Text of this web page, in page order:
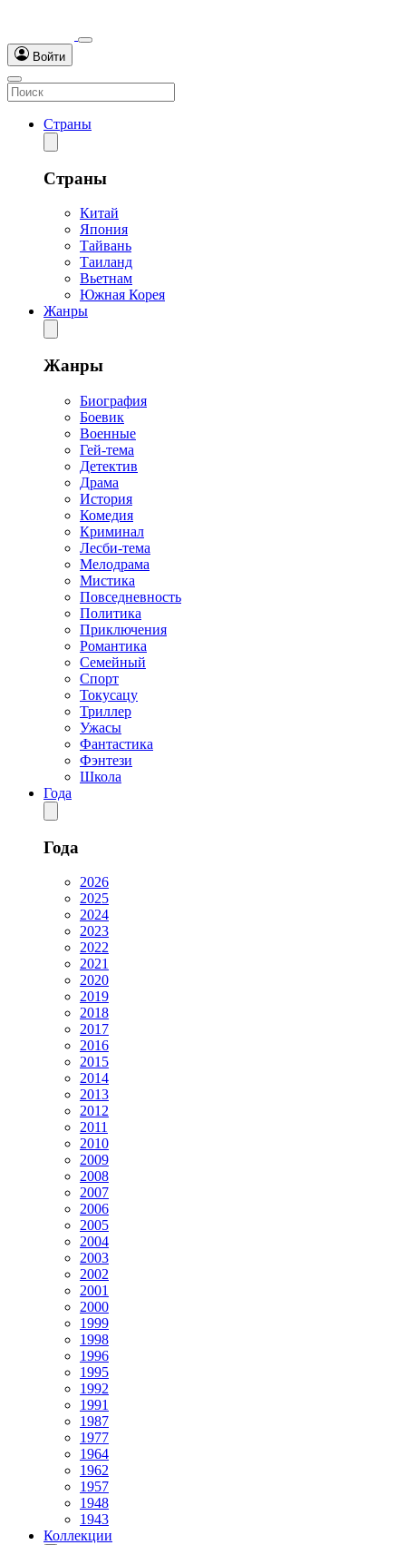
Войти
Страны
Страны
Китай
Япония
Тайвань
Таиланд
Вьетнам
Южная Корея
Жанры
Жанры
Биография
Боевик
Военные
Гей-тема
Детектив
Драма
История
Комедия
Криминал
Лесби-тема
Мелодрама
Мистика
Повседневность
Политика
Приключения
Романтика
Семейный
Спорт
Токусацу
Триллер
Ужасы
Фантастика
Фэнтези
Школа
Года
Года
2026
2025
2024
2023
2022
2021
2020
2019
2018
2017
2016
2015
2014
2013
2012
2011
2010
2009
2008
2007
2006
2005
2004
2003
2002
2001
2000
1999
1998
1996
1995
1992
1991
1987
1977
1964
1962
1957
1948
1943
Коллекции